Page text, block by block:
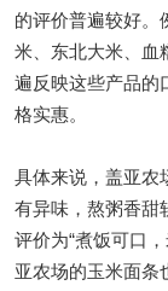
的评价普遍较好。
米、东北大米、血
遍反映这些产品的
格实惠。
具体来说，盖亚农
有异味，熬粥香甜
评价为“煮饭可口
亚农场的玉米面条